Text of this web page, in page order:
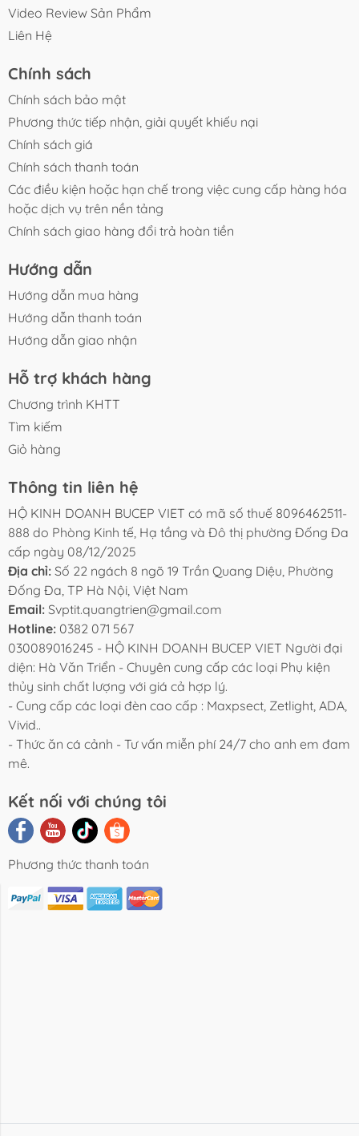
Viết Chia
Video Review
Video Review Sản Phẩm
Liên Hệ
Chính sách
Chính sách bảo mật
Phương thức tiếp nhận, giải quyết khiếu nại
Chính sách giá
Chính sách thanh toán
Các điều kiện hoặc hạn chế trong việc cung cấp hàng hóa
hoặc dịch vụ trên nền tảng
Chính sách giao hàng đổi trả hoàn tiền
Hướng dẫn
Hướng dẫn mua hàng
Hướng dẫn thanh toán
Hướng dẫn giao nhận
Hỗ trợ khách hàng
Chương trình KHTT
Tìm kiếm
Giỏ hàng
Thông tin liên hệ
HỘ KINH DOANH BUCEP VIET có mã số thuế 8096462511-
888 do Phòng Kinh tế, Hạ tầng và Đô thị phường Đống Đa
cấp ngày 08/12/2025
Địa chỉ: Số 22 ngách 8 ngõ 19 Trần Quang Diệu, Phường
Đống Đa, TP Hà Nội, Việt Nam
Email: Svptit.quangtrien@gmail.com
Hotline: 0382 071 567
030089016245 - HỘ KINH DOANH BUCEP VIET Người đại
diện: Hà Văn Triển - Chuyên cung cấp các loại Phụ kiện
thủy sinh chất lượng với giá cả hợp lý.
- Cung cấp các loại đèn cao cấp : Maxpsect, Zetlight, ADA,
Vivid..
- Thức ăn cá cảnh - Tư vấn miễn phí 24/7 cho anh em đam
mê.
Kết nối với chúng tôi
Phương thức thanh toán